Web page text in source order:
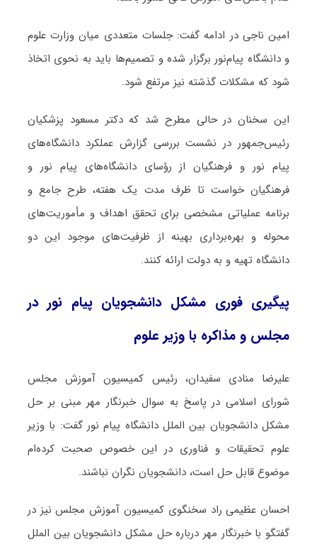
امین ناجی در ادامه گفت: جلسات متعددی میان وزارت علوم
و دانشگاه پیام‌نور برگزار شده و تصمیم‌ها باید به نحوی اتخاذ
شود که مشکلات گذشته نیز مرتفع شود.
این سخنان در حالی مطرح شد که دکتر مسعود پزشکیان
رئیس‌جمهور در نشست بررسی گزارش عملکرد دانشگاه‌های
پیام نور و فرهنگیان از رؤسای دانشگاه‌های پیام نور و
فرهنگیان خواست تا ظرف مدت یک هفته، طرح جامع و
برنامه عملیاتی مشخصی برای تحقق اهداف و مأموریت‌های
محوله و بهره‌برداری بهینه از ظرفیت‌های موجود این دو
دانشگاه تهیه و به دولت ارائه کنند.
پیگیری فوری مشکل دانشجویان پیام نور در
مجلس و مذاکره با وزیر علوم
علیرضا منادی سفیدان، رئیس کمیسیون آموزش مجلس
شورای اسلامی در پاسخ به سوال خبرنگار مهر مبنی بر حل
مشکل دانشجویان بین الملل دانشگاه پیام نور گفت: با وزیر
علوم تحقیقات و فناوری در این خصوص صحبت کرده‌ام
موضوع قابل حل است، دانشجویان نگران نباشند.
احسان عظیمی راد سخنگوی کمیسیون آموزش مجلس نیز در
گفتگو با خبرنگار مهر درباره حل مشکل دانشجویان بین الملل